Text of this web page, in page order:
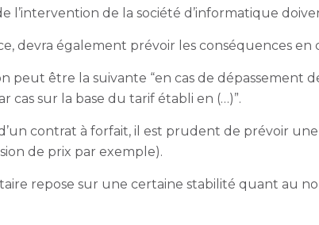
l’intervention de la société d’informatique
devra également prévoir les conséquences en
peut être la suivante “en cas de dépassement
cas sur la base du tarif établi en (…)”.
contrat à forfait, il est prudent de prévoir
de prix par exemple).
repose sur une certaine stabilité quant au